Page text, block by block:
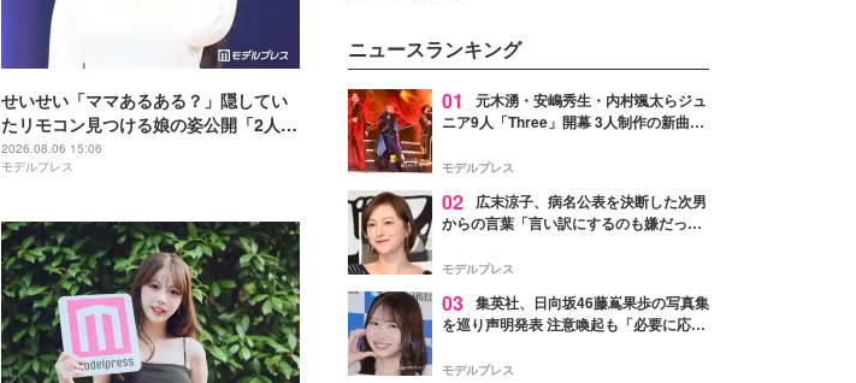
せいせい「ママあるある？」隠してい
たリモコン見つける娘の姿公開「2人と
も可愛い」「ほっこり」の声
2026.08.06 15:06
モデルプレス
デルの宮城舞と島村雄大の特別対
談をお届け！それぞれの視点か
ら、今作ならではの魅力や予想外
の感動をもたらす奥深いストーリ
た。
ニュースランキング
01
元木湧・安嶋秀生・内村颯太らジュ
ニア9人「Three」開幕 3人制作の新曲＆
進んで夢を掴みたい」【ゲネプロレポ】
モデルプレス
02
広末涼子、病名公表を決断した次男
からの言葉「言い訳にするのも嫌だっ
モデルプレス
03 集英社、日向坂46藤嶌果歩の写真集
を巡り声明発表 注意喚起も「必要に応じ
モデルプレス